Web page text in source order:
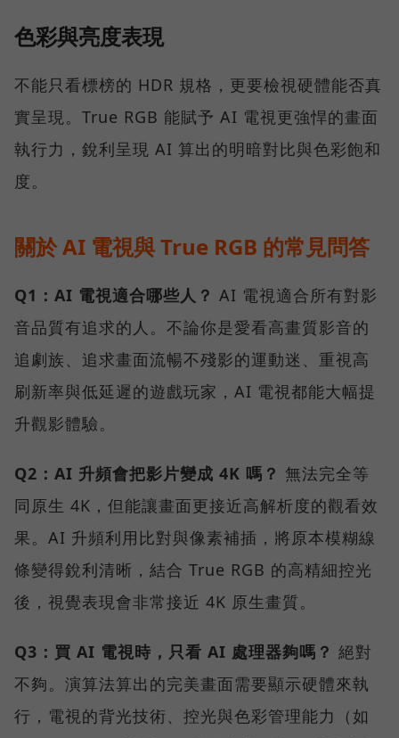
色彩與亮度表現
不能只看標榜的 HDR 規格，更要檢視硬體能否真
實呈現。True RGB 能賦予 AI 電視更強悍的畫面
執行力，銳利呈現 AI 算出的明暗對比與色彩飽和
度。
關於 AI 電視與 True RGB 的常見問答
Q1：AI 電視適合哪些人？ AI 電視適合所有對影
音品質有追求的人。不論你是愛看高畫質影音的
追劇族、追求畫面流暢不殘影的運動迷、重視高
刷新率與低延遲的遊戲玩家，AI 電視都能大幅提
升觀影體驗。
Q2：AI 升頻會把影片變成 4K 嗎？ 無法完全等
同原生 4K，但能讓畫面更接近高解析度的觀看效
果。AI 升頻利用比對與像素補插，將原本模糊線
條變得銳利清晰，結合 True RGB 的高精細控光
後，視覺表現會非常接近 4K 原生畫質。
Q3：買 AI 電視時，只看 AI 處理器夠嗎？ 絕對
不夠。演算法算出的完美畫面需要顯示硬體來執
行，電視的背光技術、控光與色彩管理能力（如